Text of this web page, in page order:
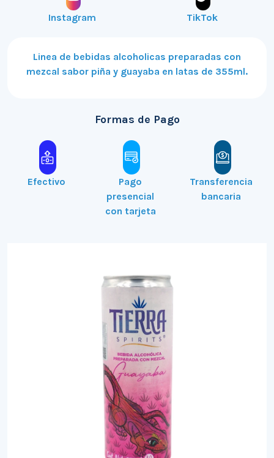
Instagram TikTok
Linea de bebidas alcoholicas preparadas con
mezcal sabor piña y guayaba en latas de 355ml.
Formas de Pago
Efectivo
Pago
presencial
con tarjeta
Transferencia
bancaria